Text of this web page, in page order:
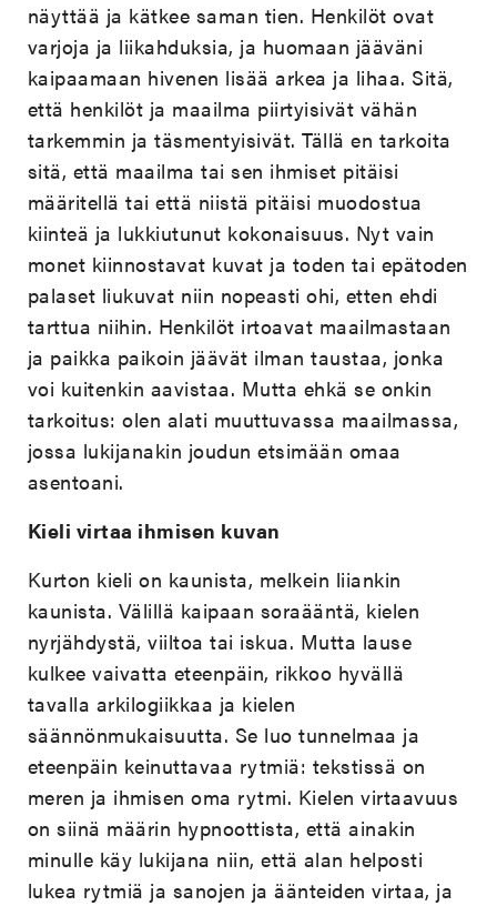
näyttää ja kätkee saman tien. Henkilöt ovat
varjoja ja liikahduksia, ja huomaan jääväni
kaipaamaan hivenen lisää arkea ja lihaa. Sitä,
että henkilöt ja maailma piirtyisivät vähän
tarkemmin ja täsmentyisivät. Tällä en tarkoita
sitä, että maailma tai sen ihmiset pitäisi
määritellä tai että niistä pitäisi muodostua
kiinteä ja lukkiutunut kokonaisuus. Nyt vain
monet kiinnostavat kuvat ja toden tai epätoden
palaset liukuvat niin nopeasti ohi, etten ehdi
tarttua niihin. Henkilöt irtoavat maailmastaan
ja paikka paikoin jäävät ilman taustaa, jonka
voi kuitenkin aavistaa. Mutta ehkä se onkin
tarkoitus: olen alati muuttuvassa maailmassa,
jossa lukijanakin joudun etsimään omaa
asentoani.
Kieli virtaa ihmisen kuvan
Kurton kieli on kaunista, melkein liiankin
kaunista. Välillä kaipaan soraääntä, kielen
nyrjähdystä, viiltoa tai iskua. Mutta lause
kulkee vaivatta eteenpäin, rikkoo hyvällä
tavalla arkilogiikkaa ja kielen
säännönmukaisuutta. Se luo tunnelmaa ja
eteenpäin keinuttavaa rytmiä: tekstissä on
meren ja ihmisen oma rytmi. Kielen virtaavuus
on siinä määrin hypnoottista, että ainakin
minulle käy lukijana niin, että alan helposti
lukea rytmiä ja sanojen ja äänteiden virtaa, ja